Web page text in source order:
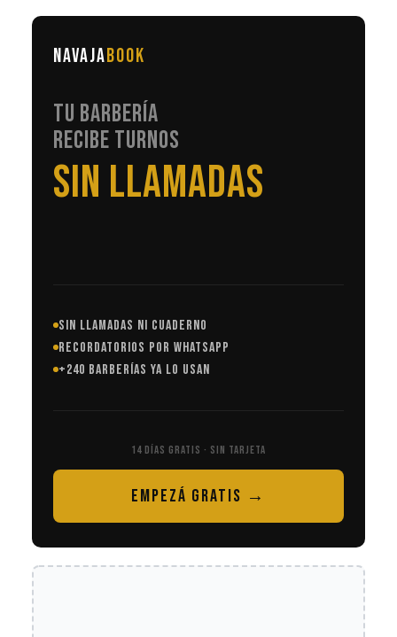
NAVAJABOOK
TU BARBERÍA
RECIBE TURNOS
EN AUTOMÁTICO
SIN LLAMADAS NI CUADERNO
RECORDATORIOS POR WHATSAPP
+240 BARBERÍAS YA LO USAN
14 DÍAS GRATIS · SIN TARJETA
EMPEZÁ GRATIS →